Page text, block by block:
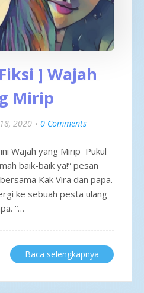
] Wajah
Mirip
2020 0 Comments
Wajah yang Mirip Pukul
baik-baik ya!” pesan
Kak Vira dan papa.
ke sebuah pesta ulang
“…
Baca selengkapnya